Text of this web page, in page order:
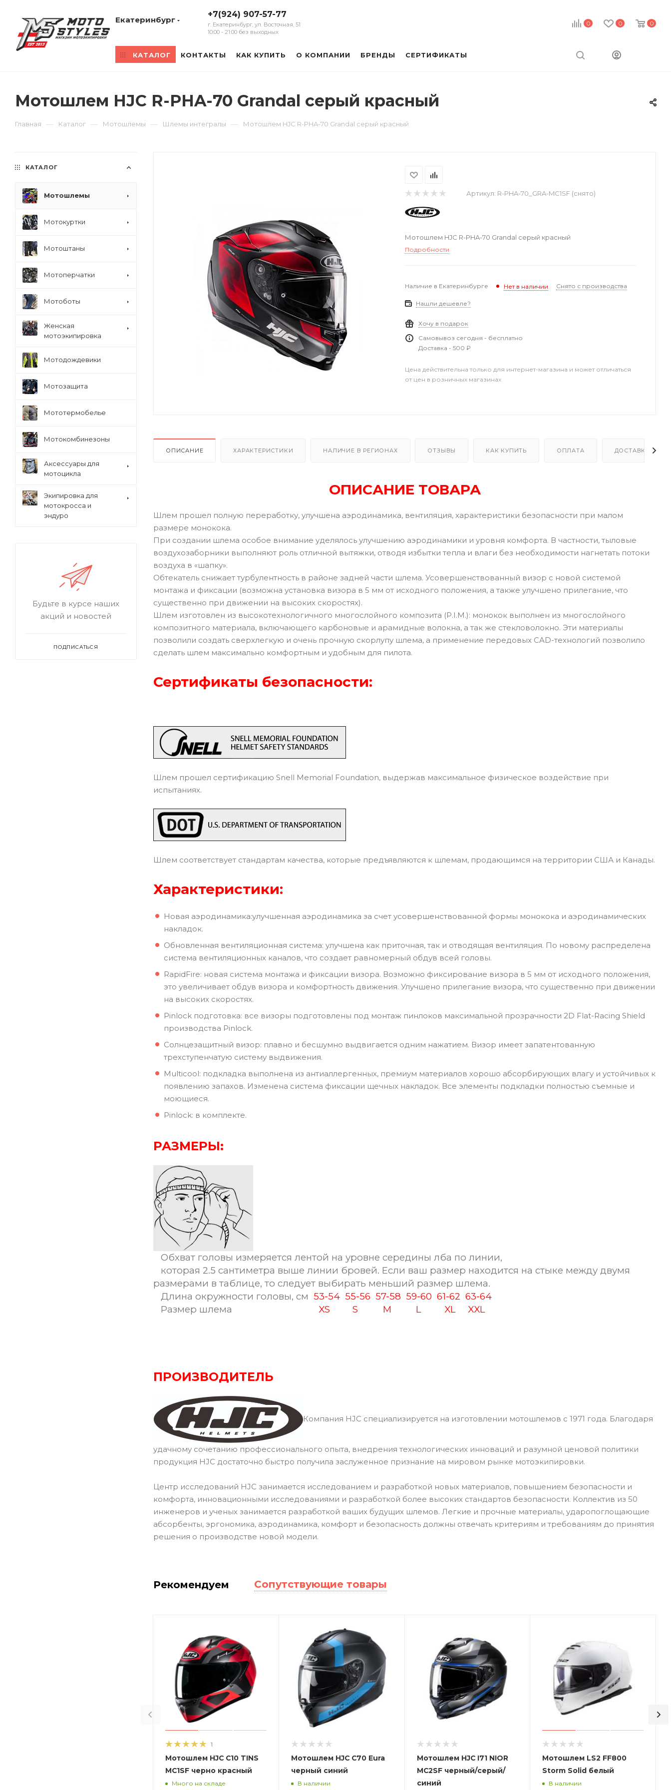
0 0 0
Екатеринбург
+7(924) 907-57-77
г. Екатеринбург, ул. Восточная, 51
10:00 - 21:00 без выходных
КАТАЛОГ КОНТАКТЫ КАК КУПИТЬ О КОМПАНИИ БРЕНДЫ СЕРТИФИКАТЫ
Мотошлем HJC R-PHA-70 Grandal серый красный
Главная — Каталог — Мотошлемы — Шлемы интегралы — Мотошлем HJC R-PHA-70 Grandal серый красный
Артикул: R-PHA-70_GRA-MC1SF (снято)
Мотошлем HJC R-PHA-70 Grandal серый красный
Подробности
Наличие в Екатеринбурге Нет в наличии Снято с производства
Нашли дешевле?
Хочу в подарок
Самовывоз сегодня - бесплатно
Доставка - 500 ₽
Цена действительна только для интернет-магазина и может отличаться
от цен в розничных магазинах
ОПИСАНИЕ ХАРАКТЕРИСТИКИ НАЛИЧИЕ В РЕГИОНАХ ОТЗЫВЫ КАК КУПИТЬ ОПЛАТА ДОСТАВКА
ОПИСАНИЕ ТОВАРА
Шлем прошел полную переработку, улучшена аэродинамика, вентиляция, характеристики безопасности при малом
размере монокока.
При создании шлема особое внимание уделялось улучшению аэродинамики и уровня комфорта. В частности, тыловые
воздухозаборники выполняют роль отличной вытяжки, отводя избытки тепла и влаги без необходимости нагнетать потоки
воздуха в «шапку».
Обтекатель снижает турбулентность в районе задней части шлема. Усовершенствованный визор с новой системой
монтажа и фиксации (возможна установка визора в 5 мм от исходного положения, а также улучшено прилегание, что
существенно при движении на высоких скоростях).
Шлем изготовлен из высокотехнологичного многослойного композита (P.I.M.): монокок выполнен из многослойного
композитного материала, включающего карбоновые и арамидные волокна, а так же стекловолокно. Эти материалы
позволили создать сверхлегкую и очень прочную скорлупу шлема, а применение передовых CAD-технологий позволило
сделать шлем максимально комфортным и удобным для пилота.
Сертификаты безопасности:
Шлем прошел сертификацию Snell Memorial Foundation, выдержав максимальное физическое воздействие при
испытаниях.
Шлем соответствует стандартам качества, которые предъявляются к шлемам, продающимся на территории США и Канады.
Характеристики:
Новая аэродинамика:улучшенная аэродинамика за счет усовершенствованной формы монокока и аэродинамических
накладок.
Обновленная вентиляционная система: улучшена как приточная, так и отводящая вентиляция. По новому распределена
система вентиляционных каналов, что создает равномерный обдув всей головы.
RapidFire: новая система монтажа и фиксации визора. Возможно фиксирование визора в 5 мм от исходного положения,
это увеличивает обдув визора и комфортность движения. Улучшено прилегание визора, что существенно при движении
на высоких скоростях.
Pinlock подготовка: все визоры подготовлены под монтаж пинлоков максимальной прозрачности 2D Flat-Racing Shield
производства Pinlock.
Солнцезащитный визор: плавно и бесшумно выдвигается одним нажатием. Визор имеет запатентованную
трехступенчатую систему выдвижения.
Multicool: подкладка выполнена из антиаллергенных, премиум материалов хорошо абсорбирующих влагу и устойчивых к
появлению запахов. Изменена система фиксации щечных накладок. Все элементы подкладки полностью съемные и
моющиеся.
Pinlock: в комплекте.
РАЗМЕРЫ:
Обхват головы измеряется лентой на уровне середины лба по линии,
которая 2.5 сантиметра выше линии бровей. Если ваш размер находится на стыке между двумя
размерами в таблице, то следует выбирать меньший размер шлема.
Длина окружности головы, см 53-54 55-56 57-58 59-60 61-62 63-64
Размер шлема
XS S M L XL XXL
ПРОИЗВОДИТЕЛЬ
Компания HJC специализируется на изготовлении мотошлемов с 1971 года. Благодаря
удачному сочетанию профессионального опыта, внедрения технологических инноваций и разумной ценовой политики
продукция HJC достаточно быстро получила заслуженное признание на мировом рынке мотоэкипировки.
Центр исследований HJC занимается исследованием и разработкой новых материалов, повышением безопасности и
комфорта, инновационными исследованиями и разработкой более высоких стандартов безопасности. Коллектив из 50
инженеров и ученых занимается разработкой ваших будущих шлемов. Легкие и прочные материалы, ударопоглощающие
абсорбенты, эргономика, аэродинамика, комфорт и безопасность должны отвечать критериям и требованиям до принятия
решения о производстве новой модели.
Рекомендуем Сопутствующие товары
1
Мотошлем HJC C10 TINS
MC1SF черно красный
Много на складе
Мотошлем HJC C70 Eura
черный синий
В наличии
Мотошлем HJC I71 NIOR
MC2SF черный/серый/
синий
Мотошлем LS2 FF800
Storm Solid белый
В наличии
КАТАЛОГ
Мотошлемы
Мотокуртки
Мотоштаны
Мотоперчатки
Мотоботы
Женская
мотоэкипировка
Мотодождевики
Мотозащита
Мототермобелье
Мотокомбинезоны
Аксессуары для
мотоцикла
Экипировка для
мотокросса и
эндуро
Будьте в курсе наших
акций и новостей
ПОДПИСАТЬСЯ